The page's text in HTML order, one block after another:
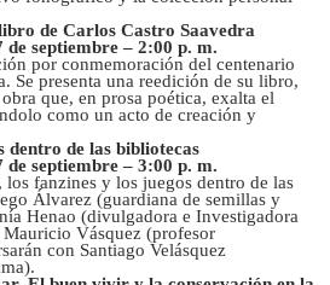
de Carlos Castro Saavedra
de septiembre – 2:00 p. m.
por conmemoración del centenario
Se presenta una reedición de su libro,
que, en prosa poética, exalta el
como un acto de creación y
dentro de las bibliotecas
de septiembre – 3:00 p. m.
los fanzines y los juegos dentro de las
Álvarez (guardiana de semillas y
Henao (divulgadora e Investigadora
Vásquez (profesor
con Santiago Velásquez